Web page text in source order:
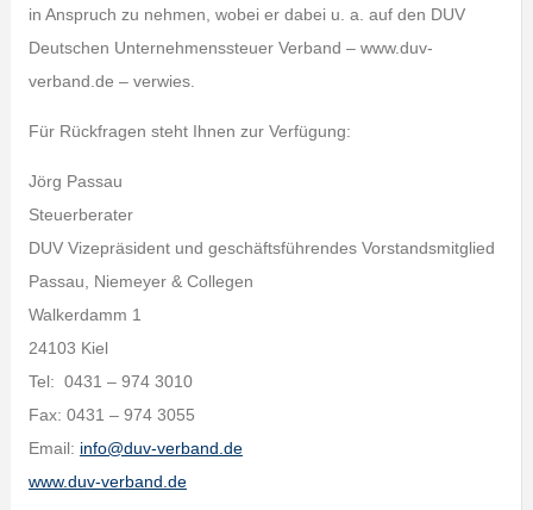
in Anspruch zu nehmen, wobei er dabei u. a. auf den DUV
Deutschen Unternehmenssteuer Verband – www.duv-
verband.de – verwies.
Für Rückfragen steht Ihnen zur Verfügung:
Jörg Passau
Steuerberater
DUV Vizepräsident und geschäftsführendes Vorstandsmitglied
Passau, Niemeyer & Collegen
Walkerdamm 1
24103 Kiel
Tel: 0431 – 974 3010
Fax: 0431 – 974 3055
Email: info@duv-verband.de
www.duv-verband.de